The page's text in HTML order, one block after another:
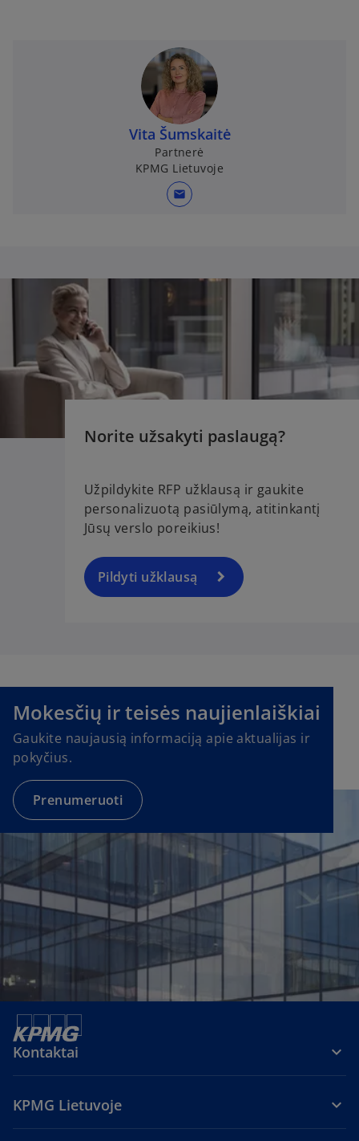
Vita Šumskaitė
Partnerė
KPMG Lietuvoje
mail
Norite užsakyti paslaugą?
Užpildykite RFP užklausą ir gaukite
personalizuotą pasiūlymą, atitinkantį
Jūsų verslo poreikius!
Pildyti užklausą
Mokesčių ir teisės naujienlaiškiai
Gaukite naujausią informaciją apie aktualijas ir
pokyčius.
Prenumeruoti
p
e
n
s
n
a
n
e
a
b
Kontaktai
KPMG Lietuvoje